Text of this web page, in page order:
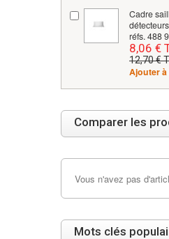
Cadre
réfs. 488
8,06 €
12,70 €
Ajouter
Comparer les
Vous n'avez pas
Mots clés